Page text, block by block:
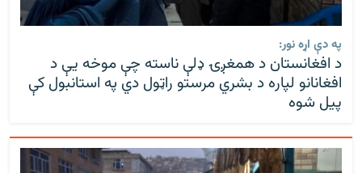
په دې اړه نور:
د افغانستان د همغږۍ ډلې ناسته چې موخه يې د
افغانانو لپاره د بشري مرستو راټول دي په استانبول کې
پیل شوه